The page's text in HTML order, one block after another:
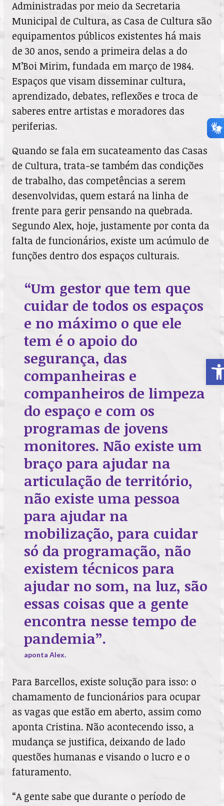
Administradas por meio da Secretaria
Municipal de Cultura, as Casa de Cultura são
equipamentos públicos existentes há mais
de 30 anos, sendo a primeira delas a do
M’Boi Mirim, fundada em março de 1984.
Espaços que visam disseminar cultura,
aprendizado, debates, reflexões e troca de
saberes entre artistas e moradores das
periferias.
Quando se fala em sucateamento das Casas
de Cultura, trata-se também das condições
de trabalho, das competências a serem
desenvolvidas, quem estará na linha de
frente para gerir pensando na quebrada.
Segundo Alex, hoje, justamente por conta da
falta de funcionários, existe um acúmulo de
funções dentro dos espaços culturais.
“Um gestor que tem que
cuidar de todos os espaços
e no máximo o que ele
tem é o apoio do
segurança, das
companheiras e
companheiros de limpeza
do espaço e com os
programas de jovens
monitores. Não existe um
braço para ajudar na
articulação de território,
não existe uma pessoa
para ajudar na
mobilização, para cuidar
só da programação, não
existem técnicos para
ajudar no som, na luz, são
essas coisas que a gente
encontra nesse tempo de
pandemia”.
aponta Alex.
Para Barcellos, existe solução para isso: o
chamamento de funcionários para ocupar
as vagas que estão em aberto, assim como
aponta Cristina. Não acontecendo isso, a
mudança se justifica, deixando de lado
questões humanas e visando o lucro e o
faturamento.
“A gente sabe que durante o período de